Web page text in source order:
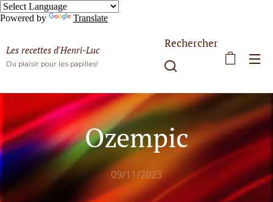
Powered by Translate
Les recettes d'Henri-Luc
Du plaisir pour les papilles!
Rechercher
Ozempic
09/11/2023